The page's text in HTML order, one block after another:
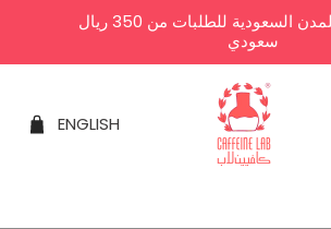
شحن مجاني للمدن السعودية للطلبات من 350 ريال
سعودي
ENGLISH